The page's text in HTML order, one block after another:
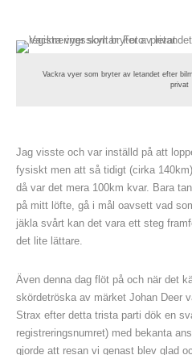
Vackra vyer som bryter av letandet efter
privat
Jag visste och var inställd på att
fysiskt men att så tidigt (cirka
då var det mera 100km kvar. Bara
på mitt löfte, gå i mål oavsett vad
jäkla svårt kan det vara ett steg
det lite lättare.
Även denna dag flöt på och när det
skördetröska av märket Johan Deer
Strax efter detta trista parti dök en
registreringsnumret) med bekanta
gjorde att resan vi genast blev glad